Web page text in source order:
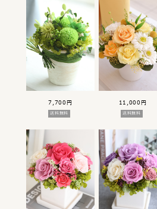
7,700円
送料無料
11,000円
送料無料